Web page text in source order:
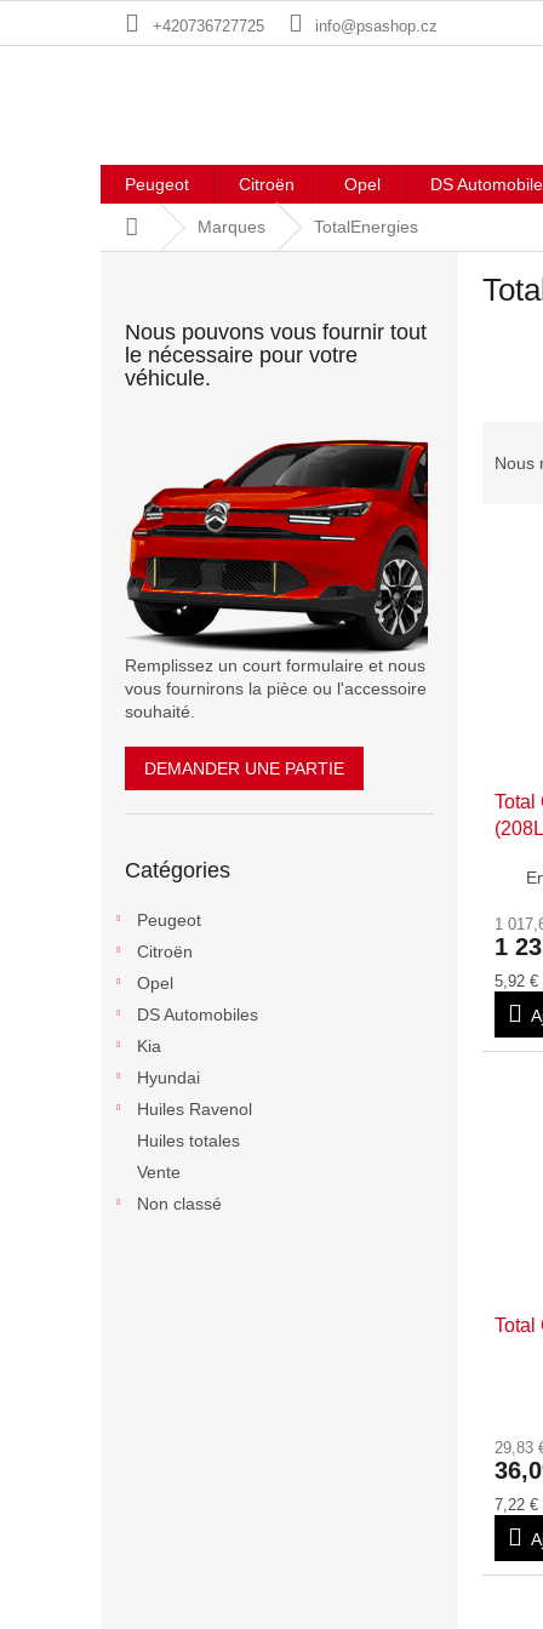
+420736727725 info@psashop.cz
Peugeot Citroën Opel DS
AccueilMarques TotalEnergies
Nous pouvons vous fournir tout
le nécessaire pour votre
véhicule.
Remplissez un court formulaire et nous
vous fournirons la pièce ou l'accessoire
souhaité.
DEMANDER UNE PARTIE
les
Catégories
Peugeot
Citroën
Opel
DS Automobiles
Kia
Hyundai
Huiles Ravenol
Huiles totales
Vente
Non classé
Nous
Total
1
1
Prix
5,92 €
Total
29,83
Prix
de
7,22 €